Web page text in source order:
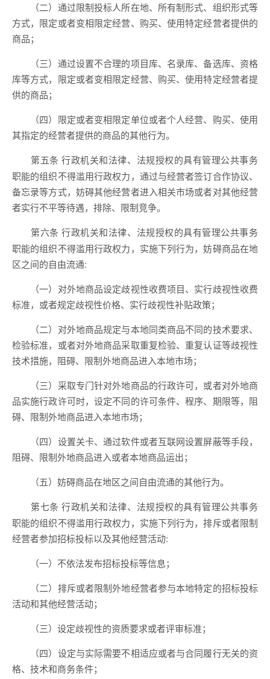
（二）通过限制投标人所在地、所有制形式、组织形式等
方式，限定或者变相限定经营、购买、使用特定经营者提供的
商品；
（三）通过设置不合理的项目库、名录库、备选库、资格
库等方式，限定或者变相限定经营、购买、使用特定经营者提
供的商品；
（四）限定或者变相限定单位或者个人经营、购买、使用
其指定的经营者提供的商品的其他行为。
第五条行政机关和法律、法规授权的具有管理公共事务
职能的组织不得滥用行政权力，通过与经营者签订合作协议、
备忘录等方式，妨碍其他经营者进入相关市场或者对其他经营
者实行不平等待遇，排除、限制竞争。
第六条行政机关和法律、法规授权的具有管理公共事务
职能的组织不得滥用行政权力，实施下列行为，妨碍商品在地
区之间的自由流通:
（一）对外地商品设定歧视性收费项目、实行歧视性收费
标准，或者规定歧视性价格、实行歧视性补贴政策；
（二）对外地商品规定与本地同类商品不同的技术要求、
检验标准，或者对外地商品采取重复检验、重复认证等歧视性
技术措施，阻碍、限制外地商品进入本地市场；
（三）采取专门针对外地商品的行政许可，或者对外地商
品实施行政许可时，设定不同的许可条件、程序、期限等，阻
碍、限制外地商品进入本地市场；
（四）设置关卡、通过软件或者互联网设置屏蔽等手段，
阻碍、限制外地商品进入或者本地商品运出；
（五）妨碍商品在地区之间自由流通的其他行为。
第七条行政机关和法律、法规授权的具有管理公共事务
职能的组织不得滥用行政权力，实施下列行为，排斥或者限制
经营者参加招标投标以及其他经营活动:
（一）不依法发布招标投标等信息；
（二）排斥或者限制外地经营者参与本地特定的招标投标
活动和其他经营活动；
（三）设定歧视性的资质要求或者评审标准；
（四）设定与实际需要不相适应或者与合同履行无关的资
格、技术和商务条件；